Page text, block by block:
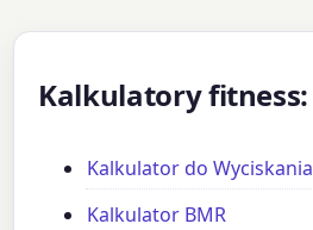
Kalkulatory fitness:
Kalkulator do Wyciskania
Kalkulator BMR